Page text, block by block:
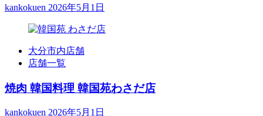
kankokuen 2026年5月1日
大分市内店舗
店舗一覧
焼肉 韓国料理 韓国苑わさだ店
kankokuen 2026年5月1日